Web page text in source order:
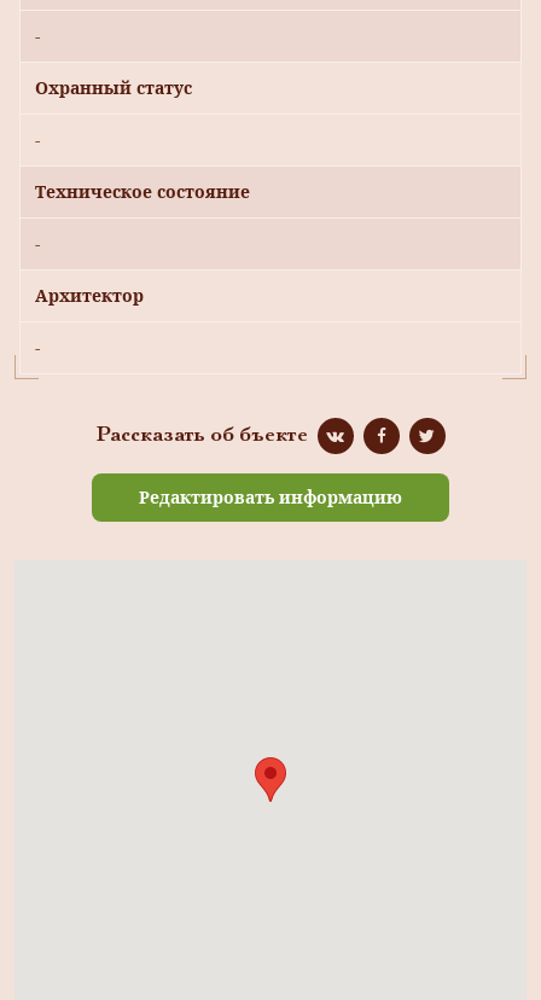
-
Охранный статус
-
Техническое состояние
-
Архитектор
-
Рассказать об бъекте
Редактировать информацию